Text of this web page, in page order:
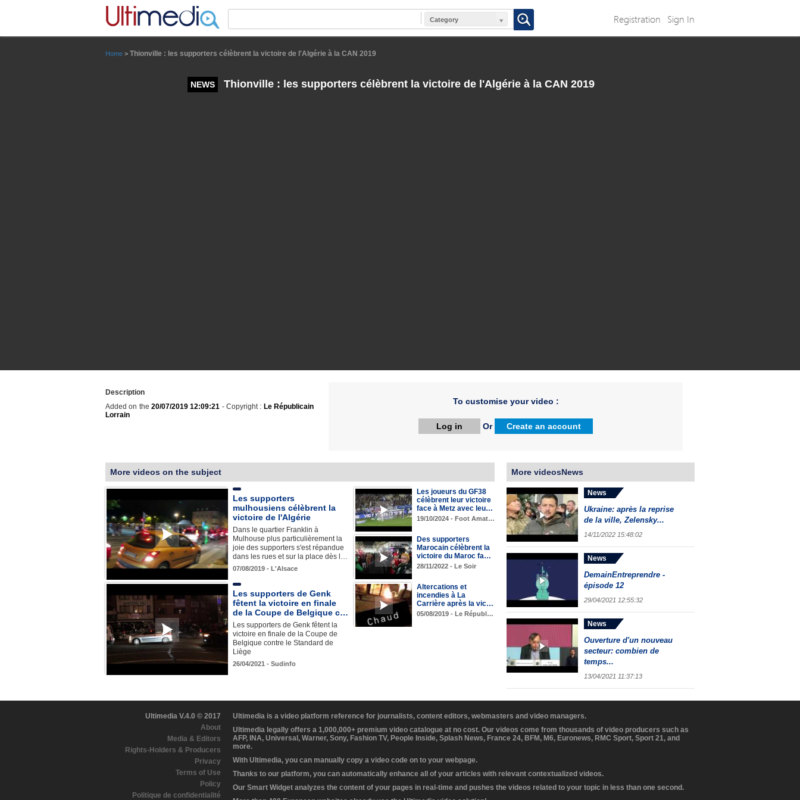
Category Registration Sign In
Home > Thionville : les supporters célèbrent la victoire de l'Algérie à la CAN 2019
NEWS Thionville : les supporters célèbrent la victoire de l'Algérie à la CAN 2019
Description
Added on the 20/07/2019 12:09:21 - Copyright : Le Républicain
Lorrain
To customise your video :
Log in Or Create an account
More videos on the subject
Les supporters
mulhousiens célèbrent la
victoire de l'Algérie
Dans le quartier Franklin à
Mulhouse plus particulièrement la
joie des supporters s'est répandue
dans les rues et sur la place dès l…
07/08/2019 - L'Alsace
Les joueurs du GF38
célèbrent leur victoire
face à Metz avec leu…
19/10/2024 - Foot Amat…
Des supporters
Marocain célèbrent la
victoire du Maroc fa…
28/11/2022 - Le Soir
Les supporters de Genk
fêtent la victoire en finale
de la Coupe de Belgique c…
Les supporters de Genk fêtent la
victoire en finale de la Coupe de
Belgique contre le Standard de
Liège
26/04/2021 - Sudinfo
Altercations et
incendies à La
Carrière après la vic…
05/08/2019 - Le Républ…
More videosNews
News
Ukraine: après la reprise
de la ville, Zelensky...
14/11/2022 15:48:02
News
DemainEntreprendre -
épisode 12
29/04/2021 12:55:32
News
Ouverture d'un nouveau
secteur: combien de
temps...
13/04/2021 11:37:13
Ultimedia V.4.0 © 2017
About
Media & Editors
Rights-Holders & Producers
Privacy
Terms of Use
Policy
Politique de confidentialité
Ultimedia is a video platform reference for journalists, content editors, webmasters and video managers.
Ultimedia legally offers a 1,000,000+ premium video catalogue at no cost. Our videos come from thousands of video producers such as
AFP, INA, Universal, Warner, Sony, Fashion TV, People Inside, Splash News, France 24, BFM, M6, Euronews, RMC Sport, Sport 21, and
more.
With Ultimedia, you can manually copy a video code on to your webpage.
Thanks to our platform, you can automatically enhance all of your articles with relevant contextualized videos.
Our Smart Widget analyzes the content of your pages in real-time and pushes the videos related to your topic in less than one second.